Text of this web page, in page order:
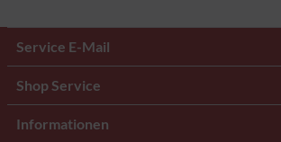
Service E-Mail
Shop Service
Informationen